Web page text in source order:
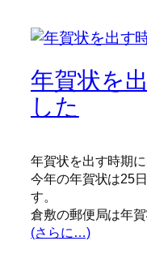
年賀状を
した
年賀状を出す時期に
今年の年賀状は25
す。
倉敷の郵便局は年
(さらに…)